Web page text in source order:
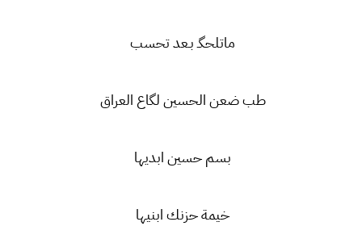
ماتلحگـ بـعد تحسب
طب ضعن الحسين لگاع العراق
بسم حسين ابديها
خيمة حزنك ابنيها